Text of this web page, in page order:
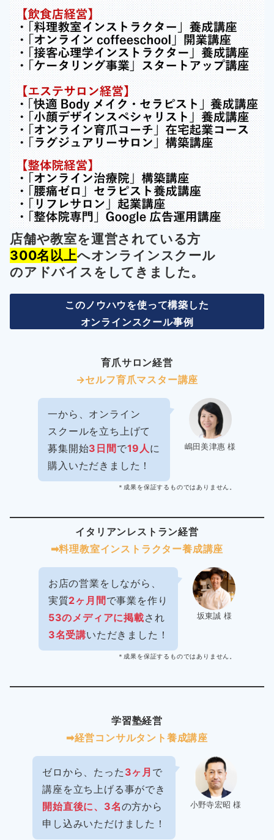
店舗や教室を運営されている方
300名以上へオンラインスクール
のアドバイスをしてきました。
このノウハウを使って構築した
オンラインスクール事例
育爪サロン経営
→セルフ育爪マスター講座
嶋田美津惠 様
一から、オンライン
スクールを立ち上げて
募集開始3日間で19人 に
購入いただきました！
＊成果を保証するものではありません。
イタリアンレストラン経営
➡︎料理教室インストラクター養成講座
坂東誠 様
お店の営業をしながら、
実質2ヶ月間で事業を作り
53のメディアに掲載され
3名受講いただきました！
＊成果を保証するものではありません。
学習塾経営
➡︎経営コンサルタント養成講座
小野寺宏昭 様
ゼロから、たった 3ヶ月 で
講座を立ち上げる事ができ
開始直後に、3名の方から
申し込みいただけました！